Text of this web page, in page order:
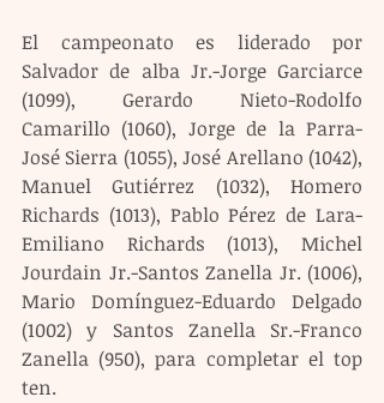
El campeonato es liderado por
Salvador de alba Jr.-Jorge Garciarce
(1099), Gerardo Nieto-Rodolfo
Camarillo (1060), Jorge de la Parra-
José Sierra (1055), José Arellano (1042),
Manuel Gutiérrez (1032), Homero
Richards (1013), Pablo Pérez de Lara-
Emiliano Richards (1013), Michel
Jourdain Jr.-Santos Zanella Jr. (1006),
Mario Domínguez-Eduardo Delgado
(1002) y Santos Zanella Sr.-Franco
Zanella (950), para completar el top
ten.